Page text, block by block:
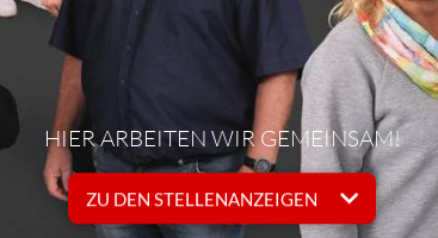
HIER ARBEITEN WIR GEMEINSAM!
ZU DEN STELLENANZEIGEN